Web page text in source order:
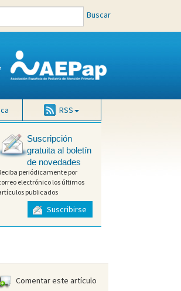
Buscar
RSS
Suscripción
gratuita al boletín
de novedades
periódicamente por
electrónico los últimos
publicados
Suscribirse
Comentar este artículo